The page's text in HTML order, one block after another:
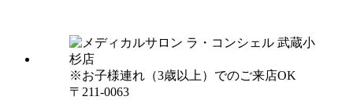
※お子様連れ（3歳以上）でのご来店OK
〒211-0063